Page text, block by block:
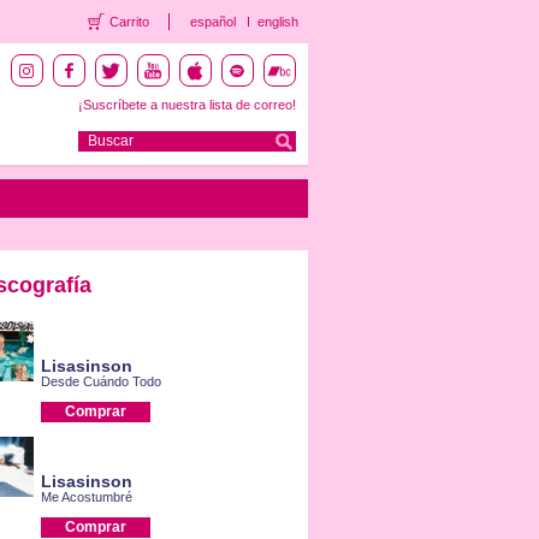
Carrito español english
¡Suscríbete a nuestra lista de correo!
Lisasinson
Desde Cuándo Todo
Comprar
Lisasinson
Me Acostumbré
Comprar